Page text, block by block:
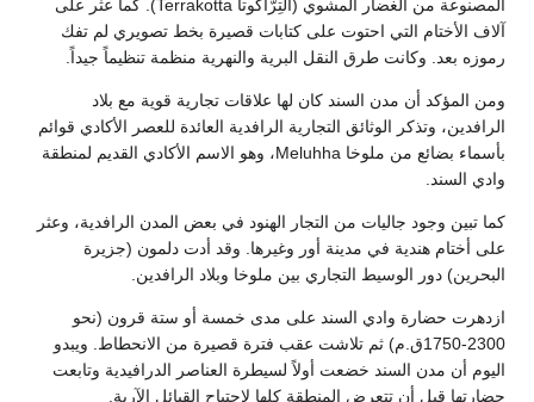
المصنوعة من الغضار المشوي (التِرّاكوتا Terrakotta). كما عثر على
آلاف الأختام التي احتوت على كتابات قصيرة بخط تصويري لم تفك
رموزه بعد. وكانت طرق النقل البرية والنهرية منظمة تنظيماً جيداً.
ومن المؤكد أن مدن السند كان لها علاقات تجارية قوية مع بلاد
الرافدين، وتذكر الوثائق التجارية الرافدية العائدة للعصر الأكادي قوائم
بأسماء بضائع من ملوخا Meluhha، وهو الاسم الأكادي القديم لمنطقة
وادي السند.
كما تبين وجود جاليات من التجار الهنود في بعض المدن الرافدية، وعثر
على أختام هندية في مدينة أور وغيرها. وقد أدت دلمون (جزيرة
البحرين) دور الوسيط التجاري بين ملوخا وبلاد الرافدين.
ازدهرت حضارة وادي السند على مدى خمسة أو ستة قرون (نحو
2300-1750ق.م) ثم تلاشت عقب فترة قصيرة من الانحطاط. ويبدو
اليوم أن مدن السند خضعت أولاً لسيطرة العناصر الدرافيدية وتابعت
حضارتها قبل أن تتعرض المنطقة كلها لاجتياح القبائل الآرية.